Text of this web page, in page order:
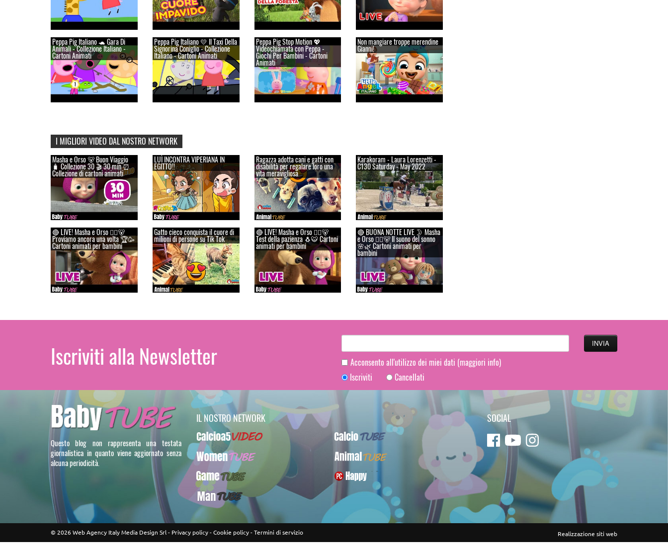
Peppa Pig Italiano 🐢 Gara Di
Animali - Collezione Italiano -
Cartoni Animati
Peppa Pig Italiano 💛 Il Taxi Della
Signorina Coniglio - Collezione
Italiano - Cartoni Animati
Peppa Pig Stop Motion 💖
Videochiamata con Peppa -
Giochi Per Bambini - Cartoni
Animati
Non mangiare troppe merendine
Gianni!
I MIGLIORI VIDEO DAL NOSTRO NETWORK
Masha e Orso 🐻 Buon Viaggio
🧳 Сollezione 30 🎬 30 min ⏰
Collezione di cartoni animati
LUÌ INCONTRA VIPERIANA IN
EGITTO!!
Ragazza adotta cani e gatti con
disabilità per regalare loro una
vita meravigliosa
Karakoram - Laura Lorenzetti -
C130 Saturday - May 2022
🔴 LIVE! Masha e Orso 👱‍♀️🐻
Proviamo ancora una volta 🏆🥳
Cartoni animati per bambini
Gatto cieco conquista il cuore di
milioni di persone su Tik Tok
🔴 LIVE! Masha e Orso 👱‍♀️🐻
Test della pazienza 🐧🐯 Cartoni
animati per bambini
🔴 BUONA NOTTE LIVE 🌛 Masha
e Orso 👱‍♀️🐻 Il suono del sonno
🌸🌿 Cartoni animati per
bambini
Iscriviti alla Newsletter Acconsento all'utilizzo dei miei dati (maggiori info)
Iscriviti
Cancellati
Questo blog non rappresenta una testata
giornalistica in quanto viene aggiornato senza
alcuna periodicità.
IL NOSTRO NETWORK
Calcioa5Video
CalcioTUBE
WomenTUBE
AnimalTUBE
GameTUBE
PcHappy
ManTUBE
SOCIAL
© 2026 Web Agency Italy Media Design Srl - Privacy policy-Cookie policy-Termini di servizio Realizzazione siti web